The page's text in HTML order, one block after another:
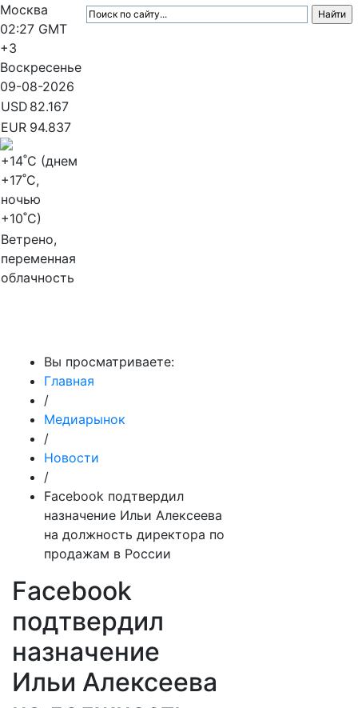
Москва
02:27 GMT
+3
Воскресенье
09-08-2026
USD 82.167
EUR 94.837
+14˚C (днем
+17˚C,
ночью
+10˚C)
Ветрено,
переменная
облачность
Вы просматриваете:
Главная
/
Медиарынок
/
Новости
/
Facebook подтвердил
назначение Ильи Алексеева
на должность директора по
продажам в России
Facebook
подтвердил
назначение
Ильи Алексеева